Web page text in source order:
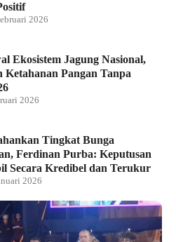
2026
Ekosistem Jagung Nasional,
Ketahanan Pangan Tanpa
2026
Tingkat Bunga
Ferdinan Purba: Keputusan
Secara Kredibel dan Terukur
2026